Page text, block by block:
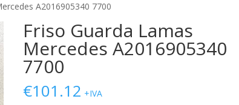
A2016905340 7700
Friso Guarda Lamas
Mercedes A2016905340
7700
€101.12 +IVA